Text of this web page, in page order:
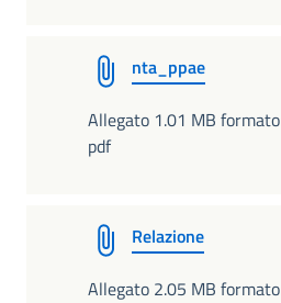
nta_ppae
Allegato 1.01 MB formato
pdf
Relazione
Allegato 2.05 MB formato